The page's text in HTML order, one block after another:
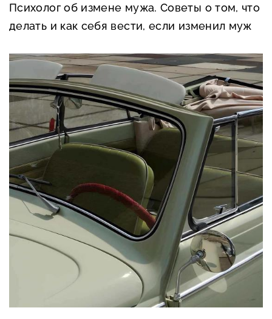
Психолог об измене мужа. Советы о том, что
делать и как себя вести, если изменил муж